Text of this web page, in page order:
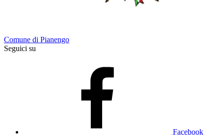
Comune di Pianengo
Seguici su
Facebook